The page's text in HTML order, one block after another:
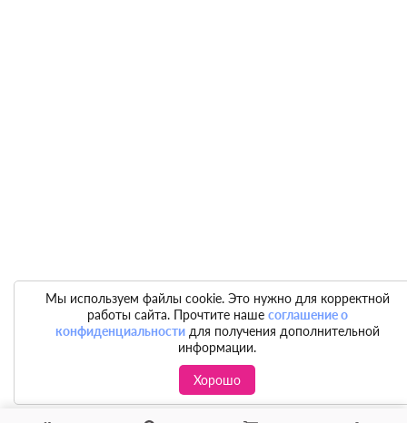
Мы используем файлы cookie. Это нужно для корректной
работы сайта. Прочтите наше соглашение о
конфиденциальностидля получения дополнительной
информации.
Хорошо